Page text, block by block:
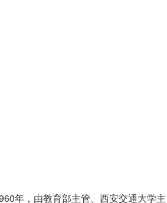
年，由教育部主管、西安交通大学主